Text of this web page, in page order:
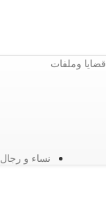
نساء و رجال
قضايا وملفات